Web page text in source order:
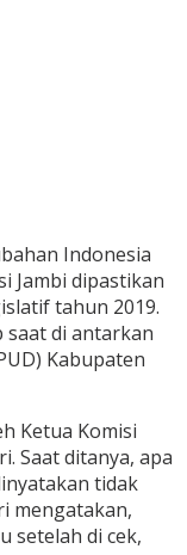
Indonesia
Jambi dipastikan
tahun 2019.
saat di antarkan
Kabupaten
Ketua Komisi
Saat ditanya, apa
tidak
mengatakan,
setelah di cek,